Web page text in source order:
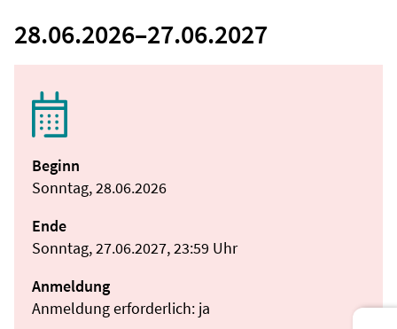
28.06.2026–27.06.2027
Beginn
Sonntag, 28.06.2026
Ende
Sonntag, 27.06.2027, 23:59 Uhr
Anmeldung
Anmeldung erforderlich: ja